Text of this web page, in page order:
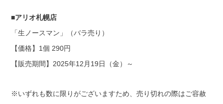
■アリオ札幌店
「生ノースマン」（バラ売り）
【価格】1個 290円
【販売期間】2025年12月19日（金）～
※いずれも数に限りがございますため、売り切れの際はご容赦